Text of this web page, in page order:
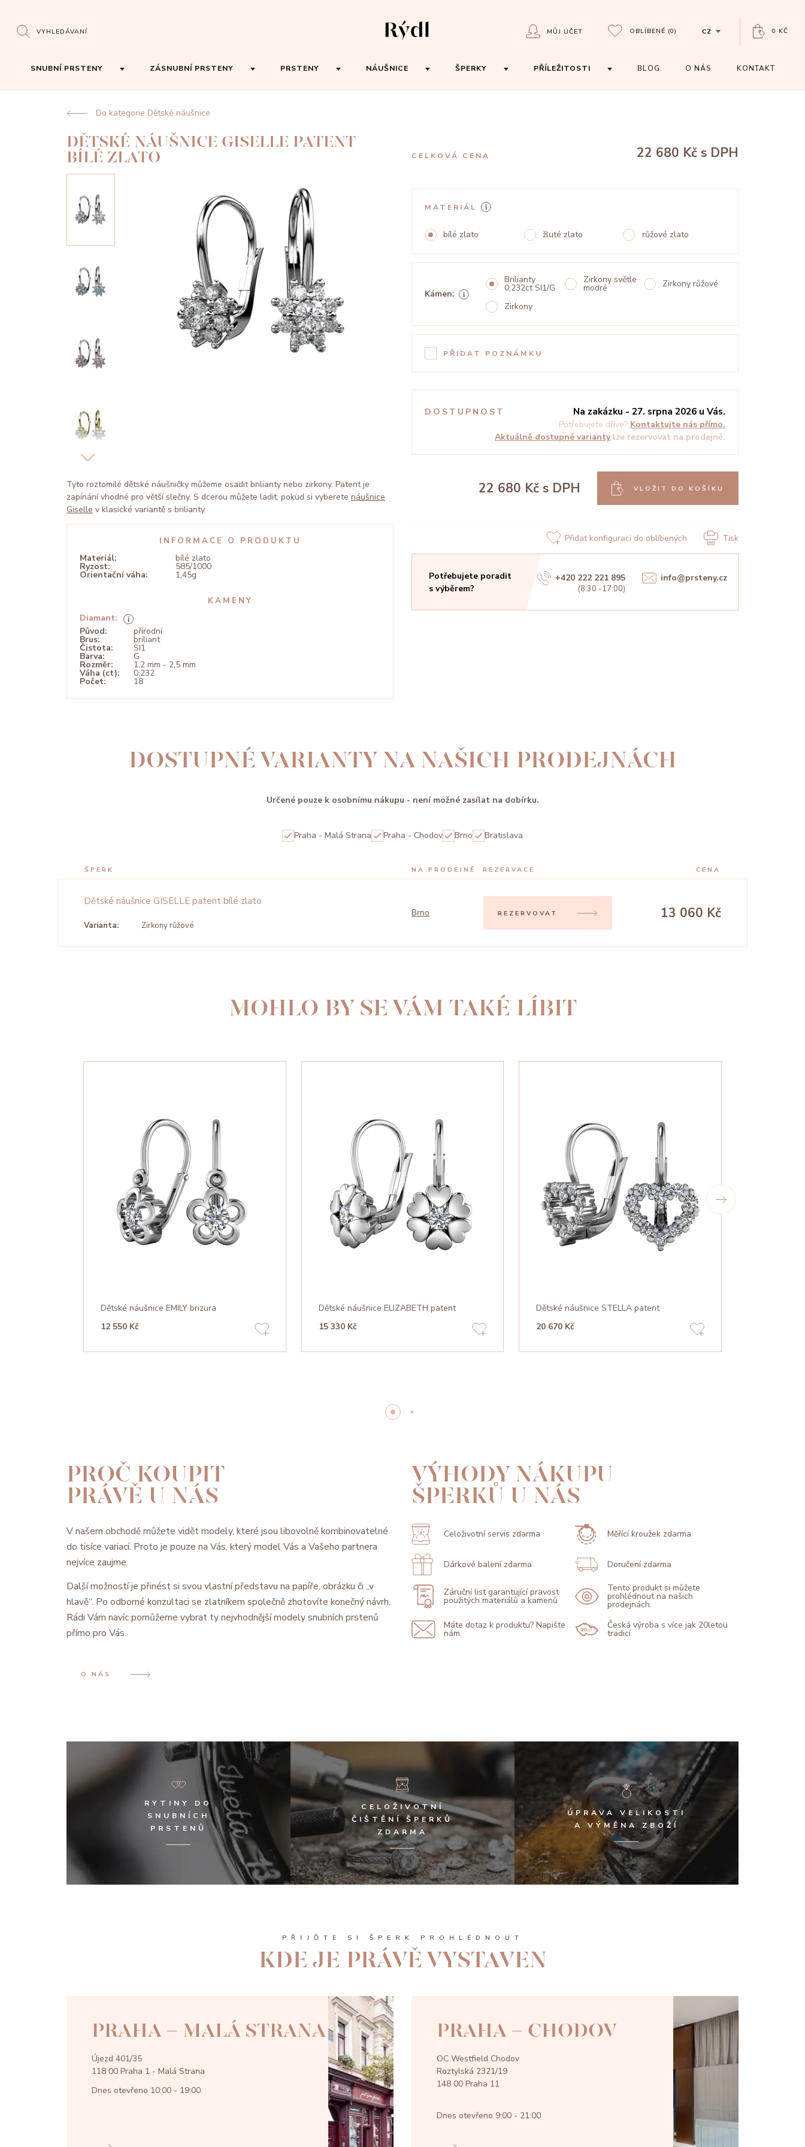
VYHLEDÁVANÍ MŮJ ÚČET OBLÍBENÉ (0) CZ 0 KČ
SNUBNÍ PRSTENY ZÁSNUBNÍ PRSTENY PRSTENY NÁUŠNICE ŠPERKY PŘÍLEŽITOSTI BLOG O NÁS KONTAKT
Do kategorie Dětské náušnice
DĚTSKÉ NÁUŠNICE GISELLE PATENT
BÍLÉ ZLATO
Tyto roztomilé dětské náušničky můžeme osadit brilianty nebo zirkony. Patent je
zapínání vhodné pro větší slečny. S dcerou můžete ladit, pokud si vyberete náušnice
Giselle v klasické variantě s brilianty.
INFORMACE O PRODUKTU
Materiál: bílé zlato
Ryzost: 585/1000
Orientační váha: 1,45g
KAMENY
Diamant:
Původ:
přírodní
Brus: briliant
Čistota: SI1
Barva: G
Rozměr: 1,2 mm - 2,5 mm
Váha (ct): 0,232
Počet: 18
CELKOVÁ CENA 22 680 Kč s DPH
MATERIÁL
bílé zlato žluté zlato růžové zlato
Kámen:
Brilianty
0,232ct SI1/G
Zirkony světle
modré
Zirkony růžové
Zirkony
PŘIDAT POZNÁMKU
DOSTUPNOST Na zakázku - 27. srpna 2026 u Vás.
Potřebujete dříve? Kontaktujte nás přímo.
Aktuálně dostupné varianty lze rezervovat na prodejně.
22 680 Kč s DPH VLOŽIT DO KOŠÍKU
Přidat konfiguraci do oblíbených Tisk
Potřebujete poradit
s výběrem?
+420 222 221 895
(8:30 -17:00)
info@prsteny.cz
DOSTUPNÉ VARIANTY NA NAŠICH PRODEJNÁCH
Určené pouze k osobnímu nákupu - není možné zasílat na dobírku.
Praha - Malá Strana Praha - Chodov Brno Bratislava
ŠPERK NA PRODEJNĚ REZERVACE CENA
Dětské náušnice GISELLE patent bílé zlato
Varianta: Zirkony růžové
Brno REZERVOVAT 13 060 Kč
MOHLO BY SE VÁM TAKÉ LÍBIT
Dětské náušnice EMILY brizura
12 550 Kč
Dětské náušnice ELIZABETH patent
15 330 Kč
Dětské náušnice STELLA patent
20 670 Kč
PROČ KOUPIT
PRÁVĚ U NÁS
V našem obchodě můžete vidět modely, které jsou libovolně kombinovatelné
do tisíce variací. Proto je pouze na Vás, který model Vás a Vašeho partnera
nejvíce zaujme.
Další možností je přinést si svou vlastní představu na papíře, obrázku či „v
hlavě“. Po odborné konzultaci se zlatníkem společně zhotovíte konečný návrh.
Rádi Vám navíc pomůžeme vybrat ty nejvhodnější modely snubních prstenů
přímo pro Vás.
O NÁS
VÝHODY NÁKUPU
ŠPERKŮ U NÁS
Celoživotní servis zdarma Měřící kroužek zdarma
Dárkové balení zdarma Doručení zdarma
Záruční list garantující pravost
použitých materiálů a kamenů
Tento produkt si můžete
prohlédnout na našich
prodejnách.
Máte dotaz k produktu? Napište
nám.
Česká výroba s více jak 20letou
tradicí
RYTINY DO
SNUBNÍCH
PRSTENŮ
CELOŽIVOTNÍ
ČIŠTĚNÍ ŠPERKŮ
ZDARMA
ÚPRAVA VELIKOSTI
A VÝMĚNA ZBOŽÍ
PŘIJĎTE SI ŠPERK PROHLÉDNOUT
KDE JE PRÁVĚ VYSTAVEN
PRAHA - MALÁ STRANA
Újezd 401/35
118 00 Praha 1 - Malá Strana
Dnes otevřeno 10:00 - 19:00
PRAHA - CHODOV
OC Westfield Chodov
Roztylská 2321/19
148 00 Praha 11
Dnes otevřeno 9:00 - 21:00